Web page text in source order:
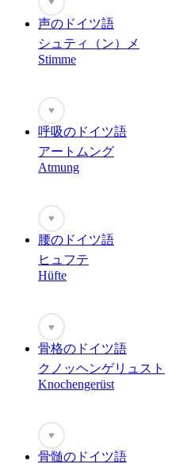
声のドイツ語
シュティ（ン）メ
Stimme
♥
呼吸のドイツ語
アートムング
Atmung
♥
腰のドイツ語
ヒュフテ
Hüfte
♥
骨格のドイツ語
クノッヘンゲリュスト
Knochengerüst
♥
骨髄のドイツ語